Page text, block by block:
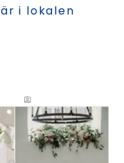
i lokalen